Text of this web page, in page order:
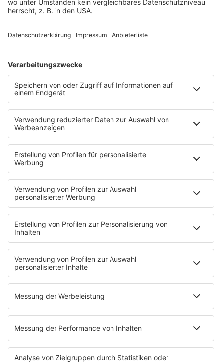
Rocknews
Band-Alphabet
Rockfakten
Rockquiz
Videos
PROGRAMM
Sendungen
Moderatoren
Podcasts
Hells Bells
Musikwunsch
AKTIONEN
Backstagebereich
King of BOB
Beichtstuhl
Neuerscheinung
Newcomer
Konzertkalender
Festivals
Wacken Open Air